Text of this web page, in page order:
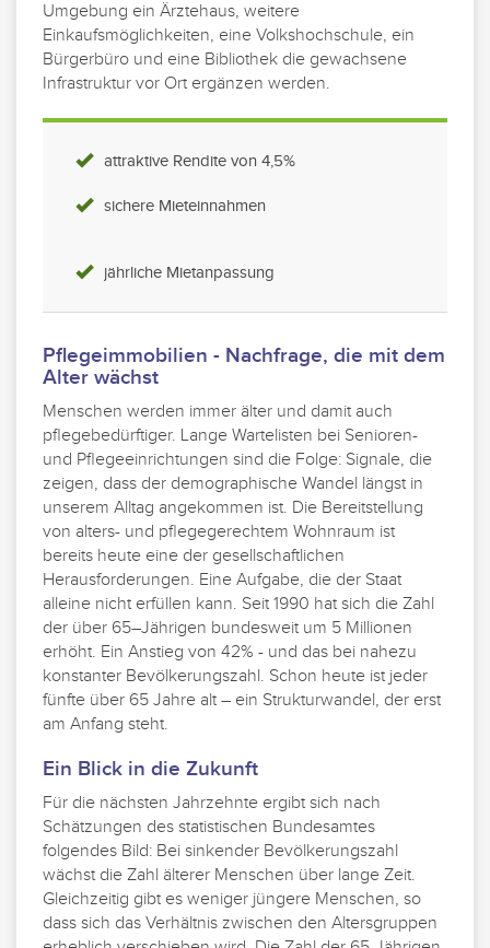
Umgebung ein Ärztehaus, weitere
Einkaufsmöglichkeiten, eine Volkshochschule, ein
Bürgerbüro und eine Bibliothek die gewachsene
Infrastruktur vor Ort ergänzen werden.
attraktive Rendite von 4,5%
sichere Mieteinnahmen
jährliche Mietanpassung
Pflegeimmobilien - Nachfrage, die mit dem
Alter wächst
Menschen werden immer älter und damit auch
pflegebedürftiger. Lange Wartelisten bei Senioren-
und Pflegeeinrichtungen sind die Folge: Signale, die
zeigen, dass der demographische Wandel längst in
unserem Alltag angekommen ist. Die Bereitstellung
von alters- und pflegegerechtem Wohnraum ist
bereits heute eine der gesellschaftlichen
Herausforderungen. Eine Aufgabe, die der Staat
alleine nicht erfüllen kann. Seit 1990 hat sich die Zahl
der über 65–Jährigen bundesweit um 5 Millionen
erhöht. Ein Anstieg von 42% - und das bei nahezu
konstanter Bevölkerungszahl. Schon heute ist jeder
fünfte über 65 Jahre alt – ein Strukturwandel, der erst
am Anfang steht.
Ein Blick in die Zukunft
Für die nächsten Jahrzehnte ergibt sich nach
Schätzungen des statistischen Bundesamtes
folgendes Bild: Bei sinkender Bevölkerungszahl
wächst die Zahl älterer Menschen über lange Zeit.
Gleichzeitig gibt es weniger jüngere Menschen, so
dass sich das Verhältnis zwischen den Altersgruppen